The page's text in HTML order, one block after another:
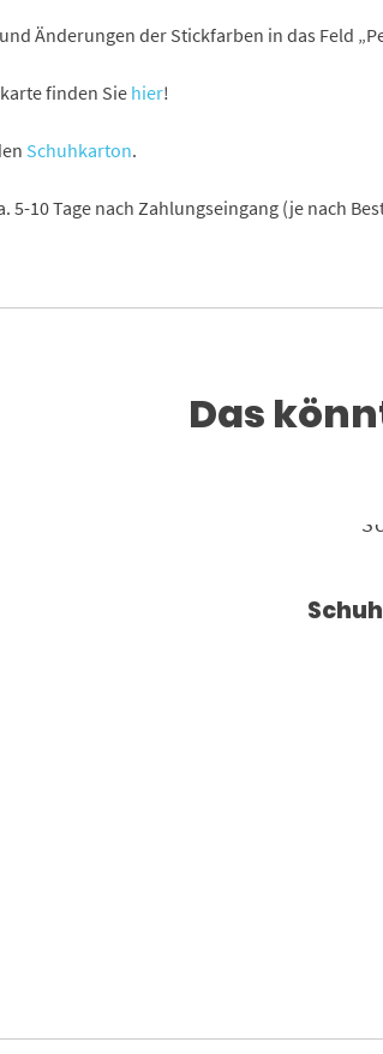
Änderungen der Stickfarben in das Feld
finden Sie hier!
Schuhkarton.
5-10 Tage nach Zahlungseingang (je nach
Das